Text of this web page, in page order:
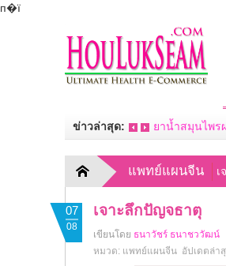
п�ї
ข่าวล่าสุด: ยาน้ำสมุนไพร
แพทย์แผนจีน เ
เจาะลึกปัญจธาตุ
เขียนโดย ธนาวัชร์ ธนาชววัฒน์
หมวด: แพทย์แผนจีน
07
08
อัปเดตล่า